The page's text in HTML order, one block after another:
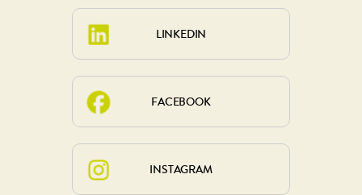
LINKEDIN
FACEBOOK
INSTAGRAM